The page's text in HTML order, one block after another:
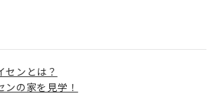
センとは？
ンの家を見学！